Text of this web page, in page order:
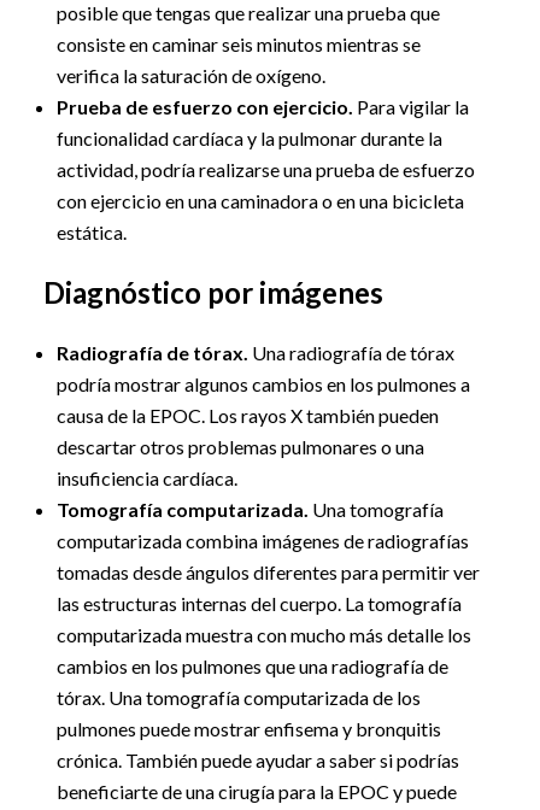
posible que tengas que realizar una prueba que
consiste en caminar seis minutos mientras se
verifica la saturación de oxígeno.
Prueba de esfuerzo con ejercicio. Para vigilar la
funcionalidad cardíaca y la pulmonar durante la
actividad, podría realizarse una prueba de esfuerzo
con ejercicio en una caminadora o en una bicicleta
estática.
Diagnóstico por imágenes
Radiografía de tórax. Una radiografía de tórax
podría mostrar algunos cambios en los pulmones a
causa de la EPOC. Los rayos X también pueden
descartar otros problemas pulmonares o una
insuficiencia cardíaca.
Tomografía computarizada. Una tomografía
computarizada combina imágenes de radiografías
tomadas desde ángulos diferentes para permitir ver
las estructuras internas del cuerpo. La tomografía
computarizada muestra con mucho más detalle los
cambios en los pulmones que una radiografía de
tórax. Una tomografía computarizada de los
pulmones puede mostrar enfisema y bronquitis
crónica. También puede ayudar a saber si podrías
beneficiarte de una cirugía para la EPOC y puede